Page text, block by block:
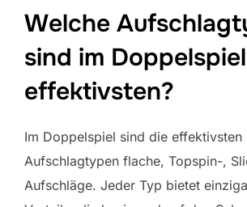
Welche
sind im
effektivsten?
Im Doppelspiel sind die effektivsten
Aufschlagtypen flache, Topspin-,
Aufschläge. Jeder Typ bietet